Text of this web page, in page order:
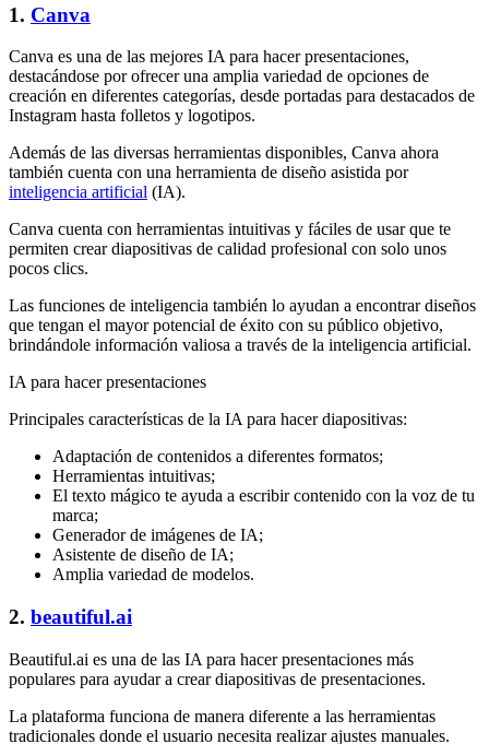
1. Canva
Canva es una de las mejores IA para hacer presentaciones,
destacándose por ofrecer una amplia variedad de opciones de
creación en diferentes categorías, desde portadas para destacados de
Instagram hasta folletos y logotipos.
Además de las diversas herramientas disponibles, Canva ahora
también cuenta con una herramienta de diseño asistida por
inteligencia artificial (IA).
Canva cuenta con herramientas intuitivas y fáciles de usar que te
permiten crear diapositivas de calidad profesional con solo unos
pocos clics.
Las funciones de inteligencia también lo ayudan a encontrar diseños
que tengan el mayor potencial de éxito con su público objetivo,
brindándole información valiosa a través de la inteligencia artificial.
IA para hacer presentaciones
Principales características de la IA para hacer diapositivas:
Adaptación de contenidos a diferentes formatos;
Herramientas intuitivas;
El texto mágico te ayuda a escribir contenido con la voz de tu
marca;
Generador de imágenes de IA;
Asistente de diseño de IA;
Amplia variedad de modelos.
2. beautiful.ai
Beautiful.ai es una de las IA para hacer presentaciones más
populares para ayudar a crear diapositivas de presentaciones.
La plataforma funciona de manera diferente a las herramientas
tradicionales donde el usuario necesita realizar ajustes manuales.